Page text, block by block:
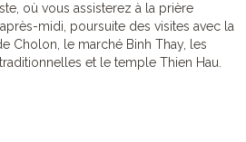
où vous assisterez à la prière
midi, poursuite des visites avec la
Cholon, le marché Binh Thay, les
et le temple Thien Hau.